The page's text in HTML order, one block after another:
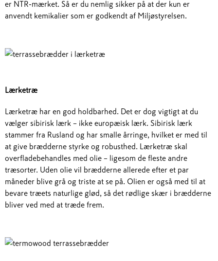
er NTR-mærket. Så er du nemlig sikker på at der kun er
anvendt kemikalier som er godkendt af Miljøstyrelsen.
Lærketræ
Lærketræ har en god holdbarhed. Det er dog vigtigt at du
vælger sibirisk lærk – ikke europæisk lærk. Sibirisk lærk
stammer fra Rusland og har smalle årringe, hvilket er med til
at give brædderne styrke og robusthed. Lærketræ skal
overfladebehandles med olie – ligesom de fleste andre
træsorter. Uden olie vil brædderne allerede efter et par
måneder blive grå og triste at se på. Olien er også med til at
bevare træets naturlige glød, så det rødlige skær i brædderne
bliver ved med at træde frem.